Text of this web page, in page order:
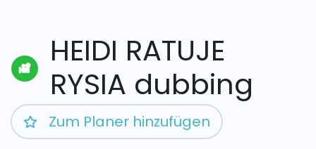
HEIDI RATUJE
RYSIA dubbing
Zum Planer hinzufügen